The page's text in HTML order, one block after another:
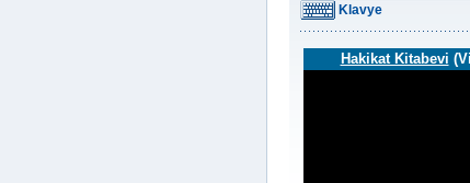
Klavye
Hakikat Kitabevi